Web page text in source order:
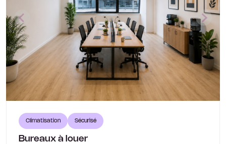
Climatisation Sécurisé
Bureaux à louer